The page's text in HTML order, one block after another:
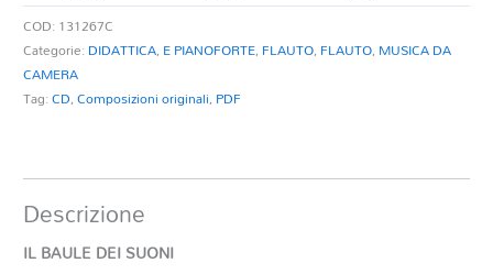
COD: 131267C
Categorie: DIDATTICA, E PIANOFORTE, FLAUTO, FLAUTO, MUSICA DA
CAMERA
Tag:CD,Composizioni originali, PDF
Descrizione
IL BAULE DEI SUONI